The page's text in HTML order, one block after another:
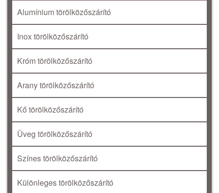
Alumínium törölközőszárító
Inox törölközőszárító
Króm törölközőszárító
Arany törölközőszárító
Kő törölközőszárító
Üveg törölközőszárító
Színes törölközőszárító
Különleges törölközőszárító